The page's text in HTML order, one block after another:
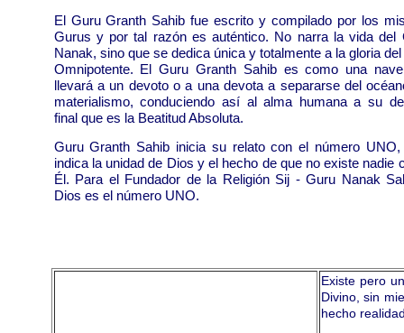
El Guru Granth Sahib fue escrito y compilado por los
Gurus y por tal razón es auténtico. No narra la vida del
Nanak, sino que se dedica única y totalmente a la gloria
Omnipotente. El Guru Granth Sahib es como una
llevará a un devoto o a una devota a separarse del
materialismo, conduciendo así al alma humana a su
final que es la Beatitud Absoluta.
Guru Granth Sahib inicia su relato con el número UNO,
indica la unidad de Dios y el hecho de que no existe nadie
Él. Para el Fundador de la Religión Sij - Guru Nanak
Dios es el número UNO.
Existe pero
Divino, sin
hecho